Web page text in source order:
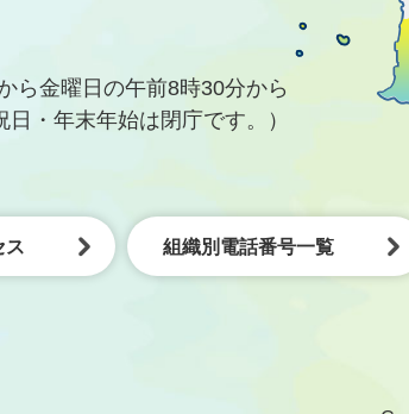
ら金曜日の午前8時30分から
日・年末年始は閉庁です。）
ス 組織別電話番号一覧